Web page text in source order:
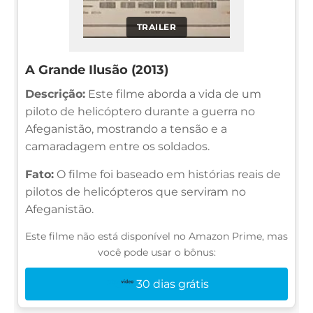
TRAILER
A Grande Ilusão (2013)
Descrição: Este filme aborda a vida de um
piloto de helicóptero durante a guerra no
Afeganistão, mostrando a tensão e a
camaradagem entre os soldados.
Fato: O filme foi baseado em histórias reais de
pilotos de helicópteros que serviram no
Afeganistão.
Este filme não está disponível no Amazon Prime, mas
você pode usar o bônus:
30 dias grátis